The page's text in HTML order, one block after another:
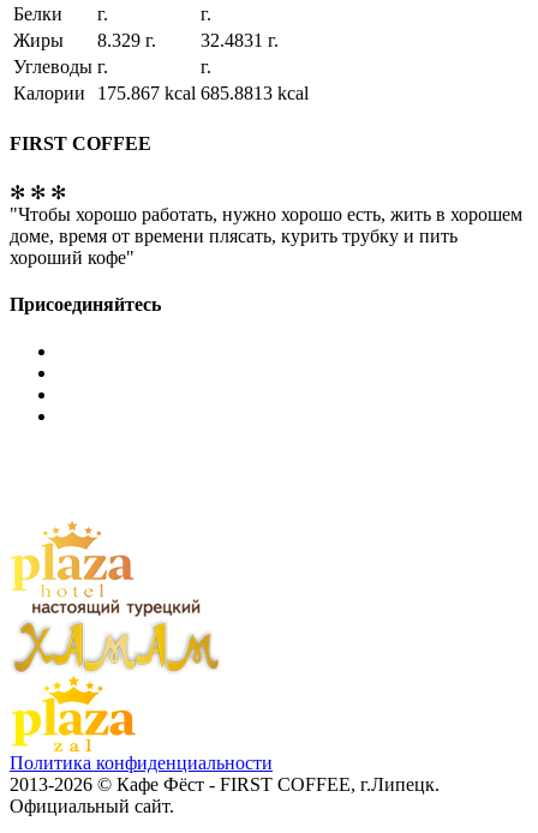
Белки
г.
г.
Жиры
8.329 г.
32.4831 г.
Углеводы г.
г.
Калории
175.867 kcal 685.8813 kcal
FIRST COFFEE
✻ ✻ ✻
"Чтобы хорошо работать, нужно хорошо есть, жить в хорошем
доме, время от времени плясать, курить трубку и пить
хороший кофе"
Присоединяйтесь
Политика конфиденциальности
2013-2026 © Кафе Фёст - FIRST COFFEE, г.Липецк.
Официальный сайт.